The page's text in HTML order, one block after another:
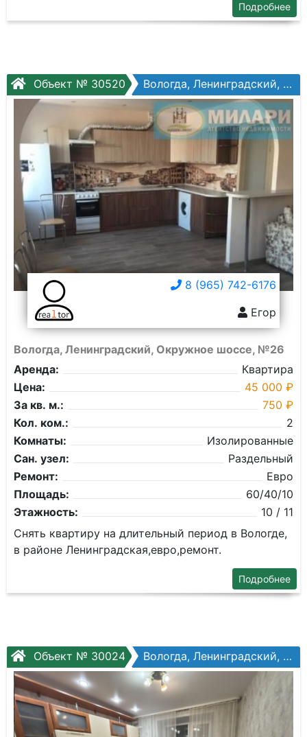
Подробнее
Объект № 30520 Вологда, Ленинградский, Окружное шоссе, №26
8 (965) 742-6176
Егор
Вологда, Ленинградский, Окружное шоссе, №26
Аренда:
Квартира
Цена:
45 000 ₽
За кв. м.:
750 ₽
Кол. ком.:
2
Комнаты:
Изолированные
Сан. узел:
Раздельный
Ремонт:
Евро
Площадь:
60/40/10
Этажность:
10 / 11
Снять квартиру на длительный период в Вологде,
в районе Ленинградская,евро,ремонт.
Подробнее
Объект № 30024 Вологда, Ленинградский, Щетинина ул, №15а